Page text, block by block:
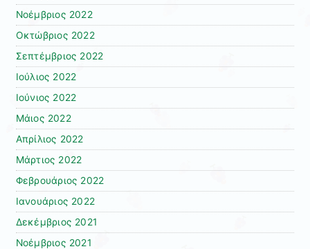
Νοέμβριος 2022
Οκτώβριος 2022
Σεπτέμβριος 2022
Ιούλιος 2022
Ιούνιος 2022
Μάιος 2022
Απρίλιος 2022
Μάρτιος 2022
Φεβρουάριος 2022
Ιανουάριος 2022
Δεκέμβριος 2021
Νοέμβριος 2021